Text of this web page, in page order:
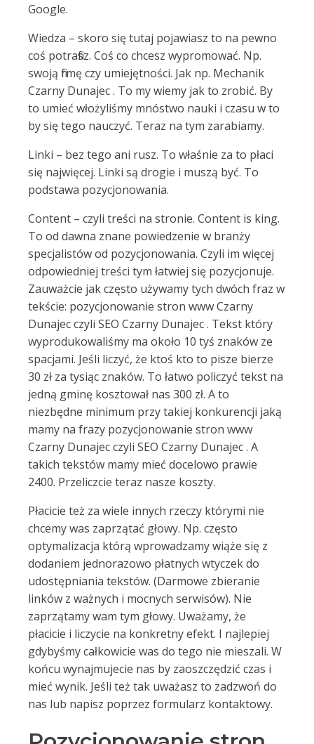
Google.
Wiedza – skoro się tutaj pojawiasz to na pewno
coś potrafisz. Coś co chcesz wypromować. Np.
swoją firmę czy umiejętności. Jak np. Mechanik
Czarny Dunajec . To my wiemy jak to zrobić. By
to umieć włożyliśmy mnóstwo nauki i czasu w to
by się tego nauczyć. Teraz na tym zarabiamy.
Linki – bez tego ani rusz. To właśnie za to płaci
się najwięcej. Linki są drogie i muszą być. To
podstawa pozycjonowania.
Content – czyli treści na stronie. Content is king.
To od dawna znane powiedzenie w branży
specjalistów od pozycjonowania. Czyli im więcej
odpowiedniej treści tym łatwiej się pozycjonuje.
Zauważcie jak często używamy tych dwóch fraz w
tekście: pozycjonowanie stron www Czarny
Dunajec czyli SEO Czarny Dunajec . Tekst który
wyprodukowaliśmy ma około 10 tyś znaków ze
spacjami. Jeśli liczyć, że ktoś kto to pisze bierze
30 zł za tysiąc znaków. To łatwo policzyć tekst na
jedną gminę kosztował nas 300 zł. A to
niezbędne minimum przy takiej konkurencji jaką
mamy na frazy pozycjonowanie stron www
Czarny Dunajec czyli SEO Czarny Dunajec . A
takich tekstów mamy mieć docelowo prawie
2400. Przeliczcie teraz nasze koszty.
Płacicie też za wiele innych rzeczy którymi nie
chcemy was zaprzątać głowy. Np. często
optymalizacja którą wprowadzamy wiąże się z
dodaniem jednorazowo płatnych wtyczek do
udostępniania tekstów. (Darmowe zbieranie
linków z ważnych i mocnych serwisów). Nie
zaprzątamy wam tym głowy. Uważamy, że
płacicie i liczycie na konkretny efekt. I najlepiej
gdybyśmy całkowicie was do tego nie mieszali. W
końcu wynajmujecie nas by zaoszczędzić czas i
mieć wynik. Jeśli też tak uważasz to zadzwoń do
nas lub napisz poprzez formularz kontaktowy.